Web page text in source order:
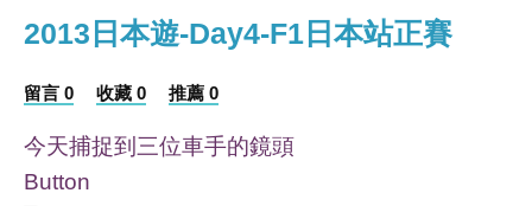
2013日本遊-Day4-F1日本站正賽
留言 0 收藏 0 推薦 0
今天捕捉到三位車手的鏡頭
Button